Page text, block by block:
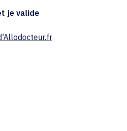
je valide